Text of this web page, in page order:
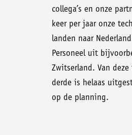
collega’s en onze
keer per jaar onze
landen naar
Personeel uit
Zwitserland. Van
derde is helaas
op de planning.